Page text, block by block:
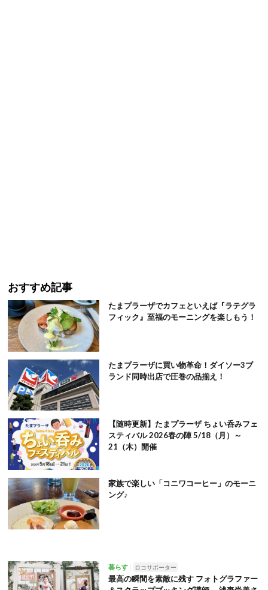
おすすめ記事
たまプラーザでカフェといえば『ラテグラ
フィック』至福のモーニングを楽しもう！
たまプラーザに買い物革命！ダイソー3ブ
ランド同時出店で圧巻の品揃え！
【随時更新】たまプラーザ ちょい呑みフェ
スティバル 2026春の陣 5/18（月）～
21（木）開催
家族で楽しい「コニワコーヒー」のモーニ
ング♪
暮らす ロコサポーター
最高の瞬間を素敵に残す フォトグラファー